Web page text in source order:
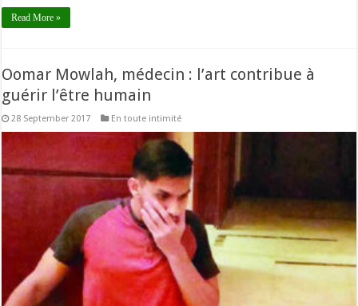
Read More »
Oomar Mowlah, médecin : l’art contribue à
guérir l’être humain
28 September 2017 En toute intimité